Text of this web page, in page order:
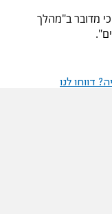
מדובר ב"מהלך
דווחו לנו